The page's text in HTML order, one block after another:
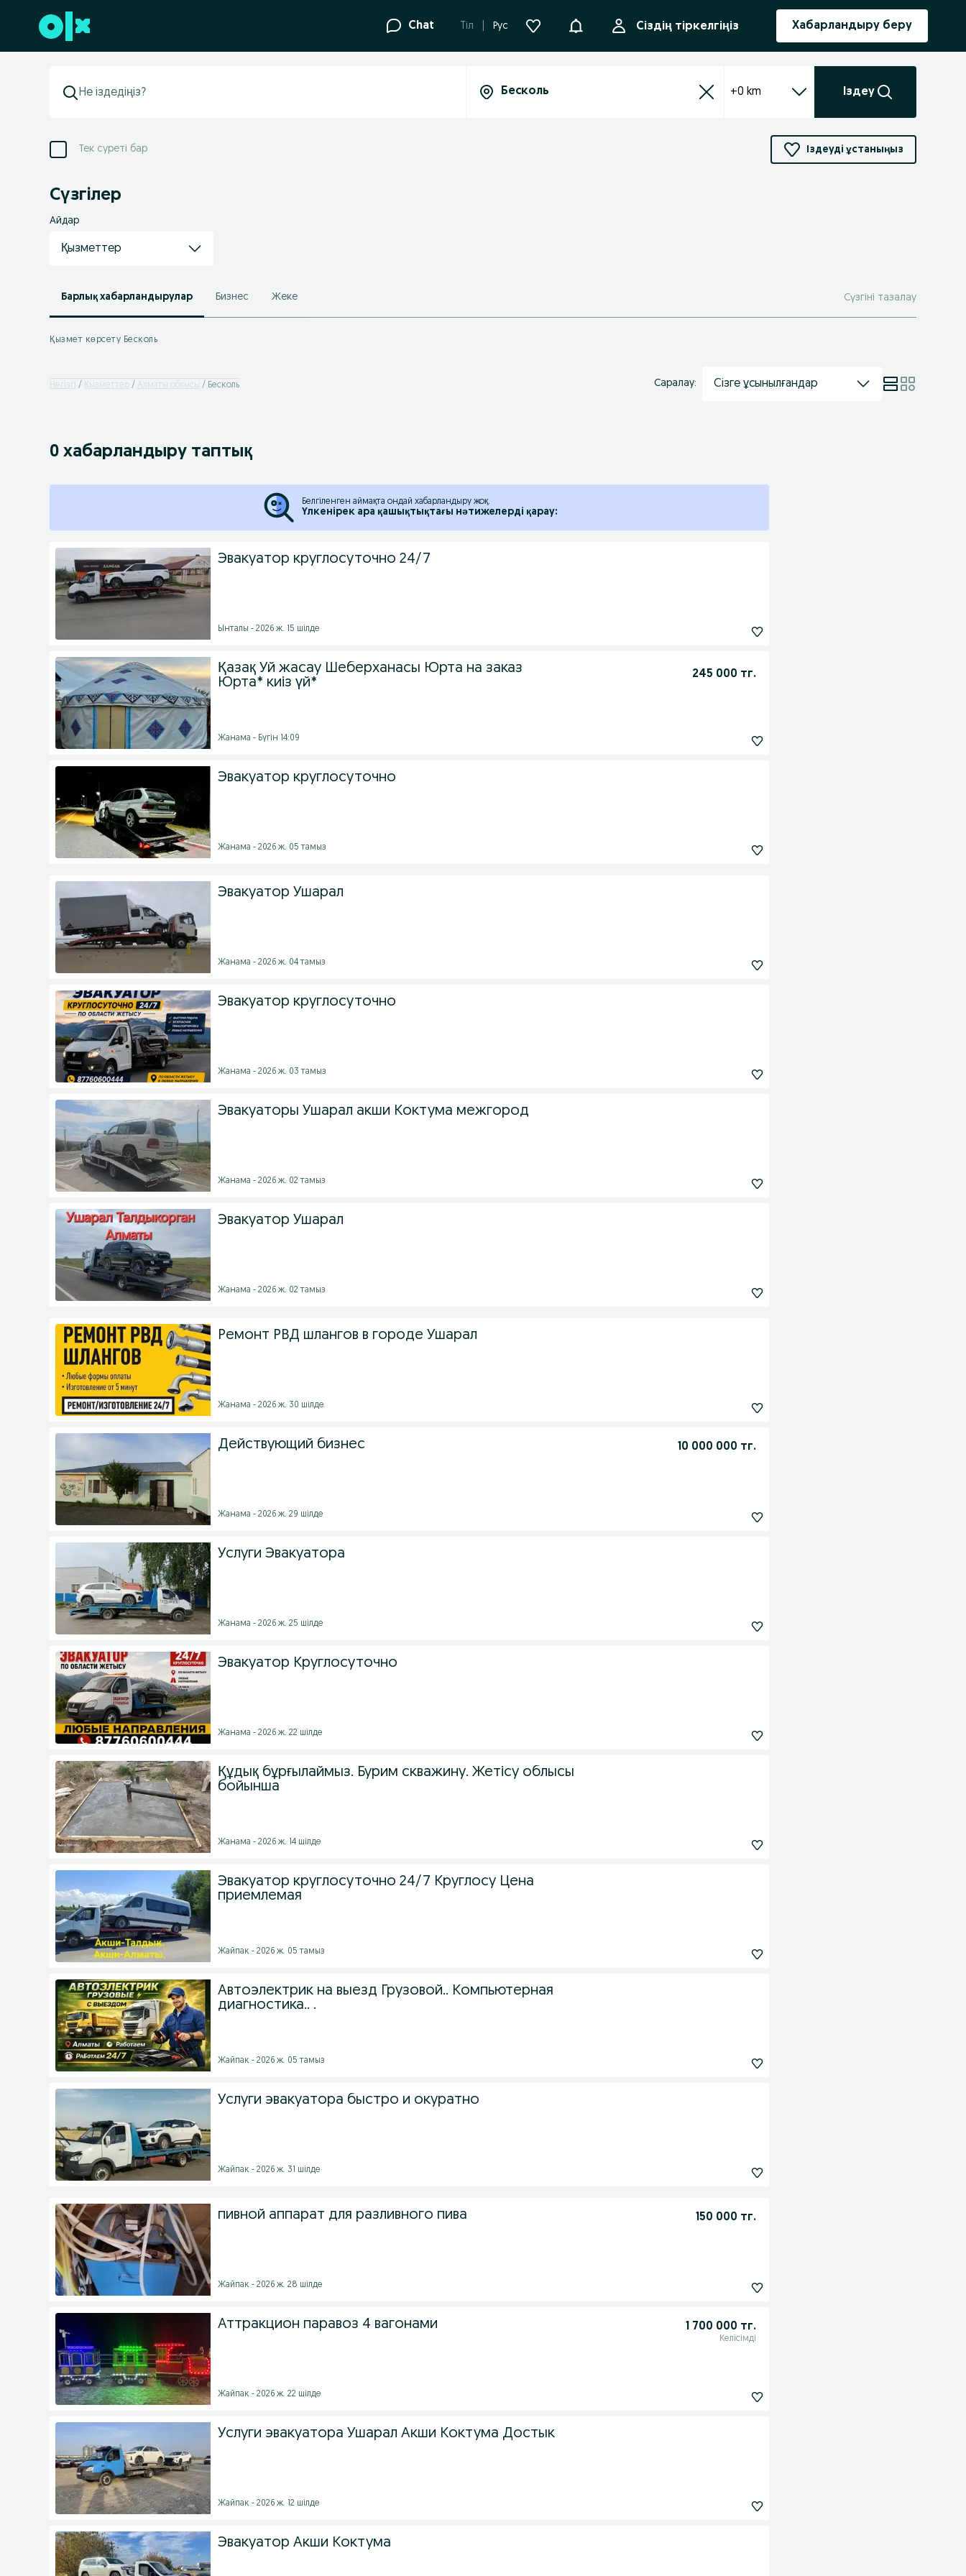
Төменгі деректемеге өту Chat Tіл Рус АқпараттандыруСіздің тіркелгіңіз Хабарландыру беру
+0 km Іздеу
Тек суреті бар Іздеуді ұстаныңыз
Сүзгілер
Айдар
Қызметтер
Барлық хабарландырулар Бизнес Жеке Сүзгіні тазалау
Қызмет көрсету Бесколь
Негізгі Қызметтер Алматы облысы Бесколь Саралау: Сізге ұсынылғандар
0 хабарландыру таптық
Белгіленген аймақта ондай хабарландыру жоқ.
Үлкенірек ара қашықтықтағы нәтижелерді қарау:
Эвакуатор круглосуточно 24/7
Ынталы - 2026 ж. 15 шілде
Қазақ Уй жасау Шеберханасы Юрта на заказ
Юрта* киіз үй*
245 000 тг.
Жанама - Бүгін 14:09
Эвакуатор круглосуточно
Жанама - 2026 ж. 05 тамыз
Эвакуатор Ушарал
Жанама - 2026 ж. 04 тамыз
Эвакуатор круглосуточно
Жанама - 2026 ж. 03 тамыз
Эвакуаторы Ушарал акши Коктума межгород
Жанама - 2026 ж. 02 тамыз
Эвакуатор Ушарал
Жанама - 2026 ж. 02 тамыз
Ремонт РВД шлангов в городе Ушарал
Жанама - 2026 ж. 30 шілде
Действующий бизнес 10 000 000 тг.
Жанама - 2026 ж. 29 шілде
Услуги Эвакуатора
Жанама - 2026 ж. 25 шілде
Эвакуатор Круглосуточно
Жанама - 2026 ж. 22 шілде
Құдық бұрғылаймыз. Бурим скважину. Жетісу облысы
бойынша
Жанама - 2026 ж. 14 шілде
Эвакуатор круглосуточно 24/7 Круглосу Цена
приемлемая
Жайпак - 2026 ж. 05 тамыз
Автоэлектрик на выезд Грузовой.. Компьютерная
диагностика.. .
Жайпак - 2026 ж. 05 тамыз
Услуги эвакуатора быстро и окуратно
Жайпак - 2026 ж. 31 шілде
пивной аппарат для разливного пива 150 000 тг.
Жайпак - 2026 ж. 28 шілде
Аттракцион паравоз 4 вагонами 1 700 000 тг.
Келісімді
Жайпак - 2026 ж. 22 шілде
Услуги эвакуатора Ушарал Акши Коктума Достык
Жайпак - 2026 ж. 12 шілде
Эвакуатор Акши Коктума